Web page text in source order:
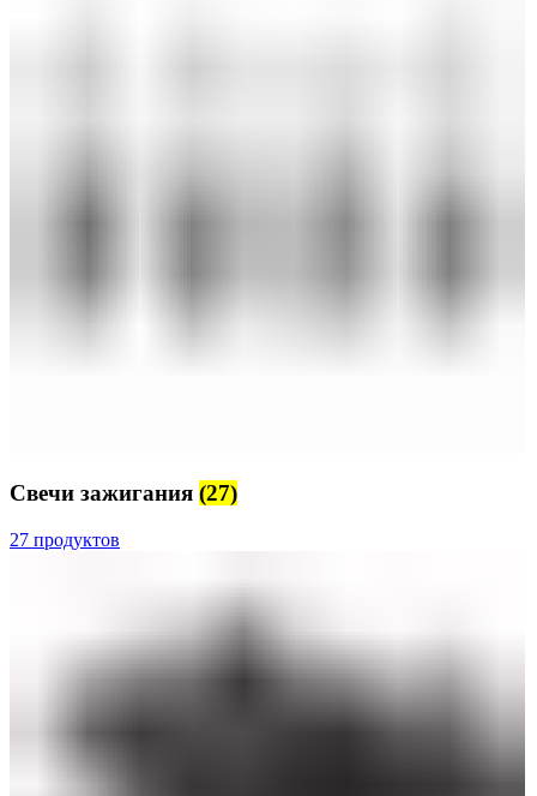
Свечи зажигания (27)
27 продуктов